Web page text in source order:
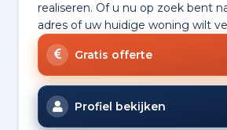
realiseren. Of u nu op zoek bent
adres of uw huidige woning wilt
Gratis offerte
Profiel bekijken